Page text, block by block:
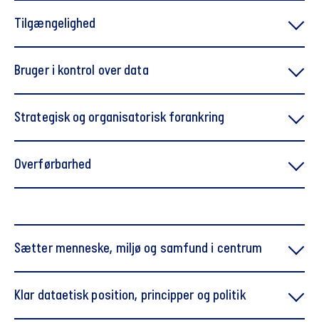
Tilgængelighed
Bruger i kontrol over data
Strategisk og organisatorisk forankring
Overførbarhed
Sætter menneske, miljø og samfund i centrum
Klar dataetisk position, principper og politik